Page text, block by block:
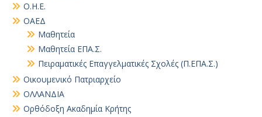
Ο.Η.Ε.
ΟΑΕΔ
Μαθητεία
Μαθητεία ΕΠΑ.Σ.
Πειραματικές Επαγγελματικές Σχολές (Π.ΕΠΑ.Σ.)
Οικουμενικό Πατριαρχείο
ΟΛΛΑΝΔΙΑ
Ορθόδοξη Ακαδημία Κρήτης